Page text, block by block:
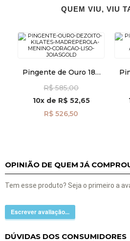
QUEM VIU, VIU
Pingente de Ouro 18k
com Coração Liso
pi24488
R$ 585,00
10xde R$ 52,65
R$ 526,50
OPINIÃO DE QUEM JÁ
Tem esse produto? Seja o primeiro a
Escrever avaliação...
DÚVIDAS DOS CONSUMIDORES